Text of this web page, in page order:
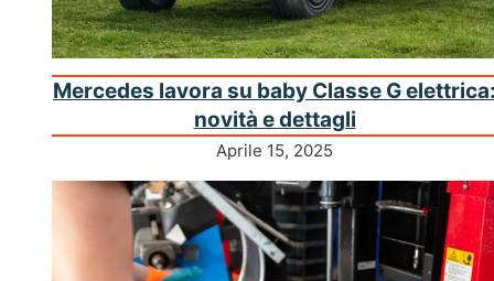
Mercedes lavora su baby Classe G
novità e dettagli
Aprile 15, 2025